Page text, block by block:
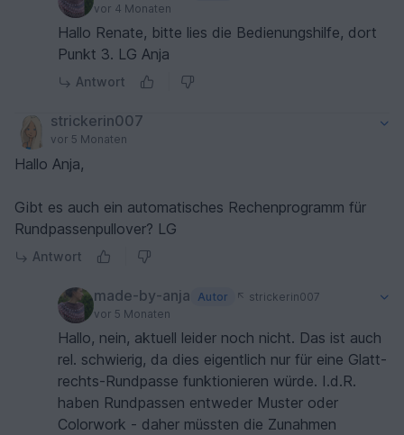
vor 4 Monaten
Hallo Renate, bitte lies die Bedienungshilfe, dort
Punkt 3. LG Anja
Antwort
strickerin007
vor 5 Monaten
Hallo Anja,
Gibt es auch ein automatisches Rechenprogramm für
Rundpassenpullover? LG
Antwort
made-by-anja Autor
strickerin007
vor 5 Monaten
Hallo, nein, aktuell leider noch nicht. Das ist auch
rel. schwierig, da dies eigentlich nur für eine Glatt-
rechts-Rundpasse funktionieren würde. I.d.R.
haben Rundpassen entweder Muster oder
Colorwork - daher müssten die Zunahmen